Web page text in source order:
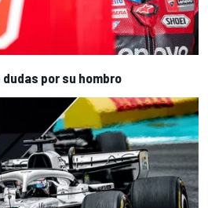
por su hombro